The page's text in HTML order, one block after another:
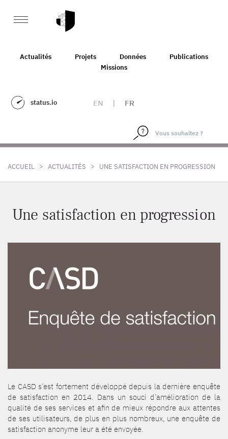
Actualités Projets Données
Publications
Missions
status.io EN | FR
ACCUEIL > ACTUALITÉS > UNE SATISFACTION EN PROGRESSION
Une satisfaction en progression
Le CASD s’est fortement développé depuis la dernière enquête
de satisfaction en 2014. Dans un souci d’amélioration de la
qualité de ses services et afin de mieux répondre aux attentes
de ses utilisateurs, de plus en plus nombreux, une enquête de
satisfaction anonyme leur a été envoyée.